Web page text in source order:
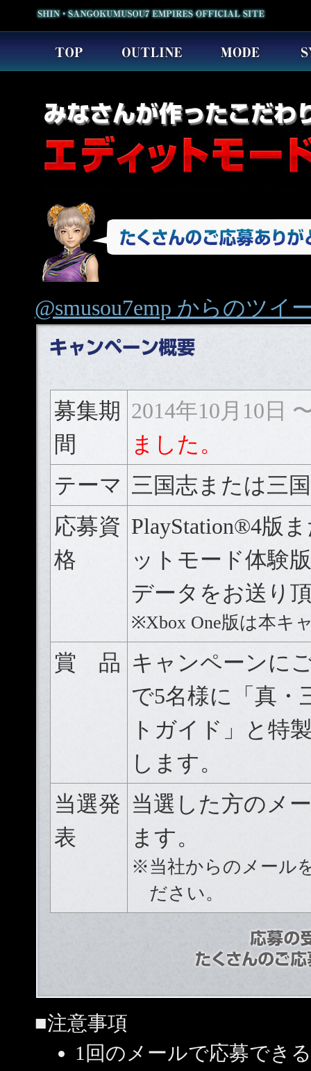
@smusou7emp からのツイ
募集期
間
2014年10月10日
ました。
テーマ 三国志または三
応募資
格
PlayStation®4版
ットモード体験
データをお送り
※Xbox One版は本キ
賞 品 キャンペーンに
で5名様に「真
トガイド」と特
します。
当選発
表
当選した方のメ
ます。
※当社からのメール
ださい。
■注意事項
1回のメールで応募でき